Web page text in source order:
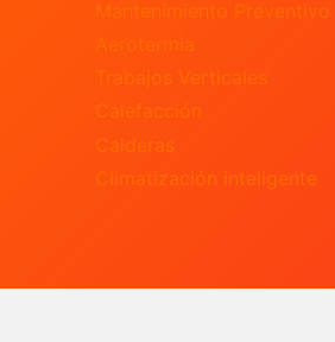
Mantenimiento Preventivo
Aerotermia
Trabajos Verticales
Calefacción
Calderas
Climatización inteligente